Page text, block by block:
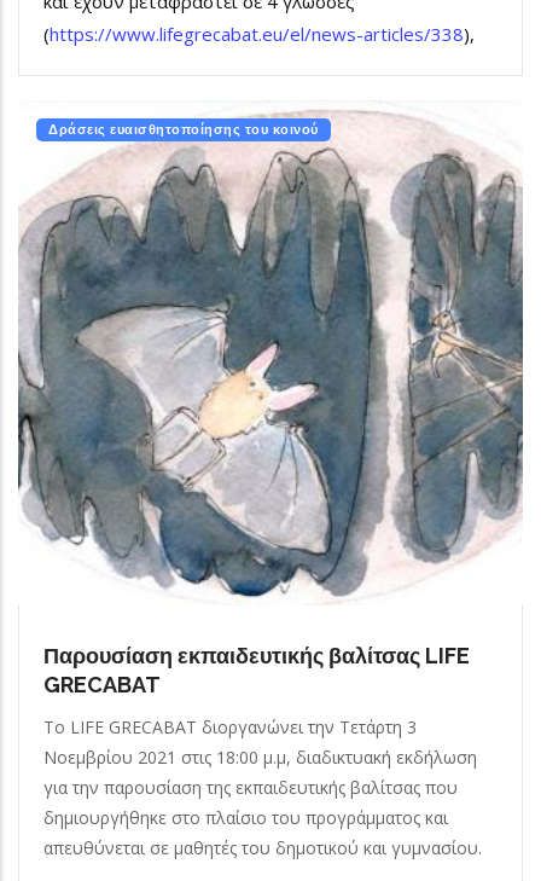
(https://www.lifegrecabat.eu/el/news-articles/338),
Δράσεις ευαισθητοποίησης του κοινού
Παρουσίαση εκπαιδευτικής βαλίτσας LIFE
GRECABAT
Το LIFE GRECABAT διοργανώνει την Τετάρτη 3
Νοεμβρίου 2021 στις 18:00 μ.μ, διαδικτυακή εκδήλωση
για την παρουσίαση της εκπαιδευτικής βαλίτσας που
δημιουργήθηκε στο πλαίσιο του προγράμματος και
απευθύνεται σε μαθητές του δημοτικού και γυμνασίου.